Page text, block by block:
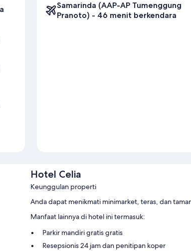
Samarinda (AAP-AP Tumenggung
Pranoto) - 46 menit berkendara
Hotel Celia
Keunggulan properti
Anda dapat menikmati minimarket, teras, dan
Manfaat lainnya di hotel ini termasuk:
Parkir mandiri gratis gratis
Resepsionis 24 jam dan penitipan koper